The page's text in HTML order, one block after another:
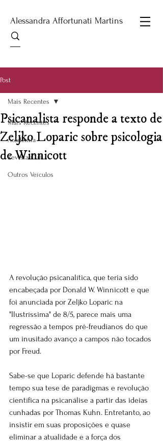
Alessandra Affortunati Martins
Post
Mais Recentes
Academia
Revista Cult
Outros Veículos
Mais Recentes
Psicanalista responde a texto de
Zeljko Loparic sobre psicologia
de Winnicott
A revolução psicanalítica, que teria sido
encabeçada por Donald W. Winnicott e que
foi anunciada por Zeljko Loparic na
"Ilustríssima" de 8/5, parece mais uma
regressão a tempos pré-freudianos do que
um inusitado avanço a campos não tocados
por Freud.
Sabe-se que Loparic defende há bastante
tempo sua tese de paradigmas e revolução
científica na psicanálise a partir das ideias
cunhadas por Thomas Kuhn. Entretanto, ao
insistir em suas proposições e quase
eliminar a atualidade e a força dos